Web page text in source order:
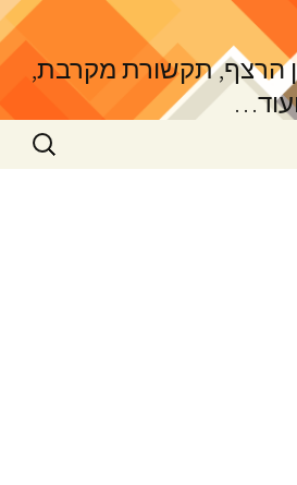
הרצף, תקשורת מקרבת,
חיפוש: